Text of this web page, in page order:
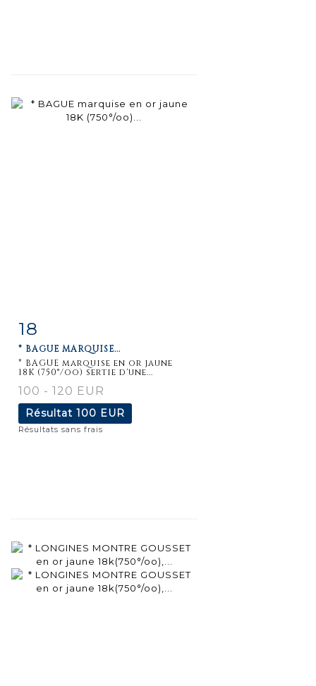
détaillée
18
* BAGUE MARQUISE...
* BAGUE marquise en or jaune
18K (750°/oo) sertie d'une...
100 - 120 EUR
Résultat 100 EUR
Résultats sans frais